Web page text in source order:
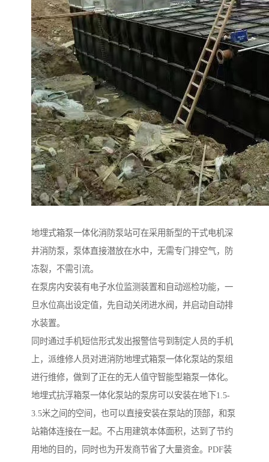
地埋式箱泵一体化消防泵站可在采用新型的干式电机深
井消防泵，泵体直接潜放在水中，无需专门排空气，防
冻裂，不需引流。
在泵房内安装有电子水位监测装置和自动巡检功能，一
旦水位高出设定值，先自动关闭进水阀，并启动自动排
水装置。
同时通过手机短信形式发出报警信号到制定人员的手机
上，派维修人员对进消防地埋式箱泵一体化泵站的泵组
进行维修，做到了正在的无人值守智能型箱泵一体化。
地埋式抗浮箱泵一体化泵站的泵房可以安装在地下1.5-
3.5米之间的空间，也可以直接安装在泵站的顶部，和泵
站箱体连接在一起。不占用建筑本体面积，达到了节约
用地的目的，同时也为开发商节省了大量资金。PDF装